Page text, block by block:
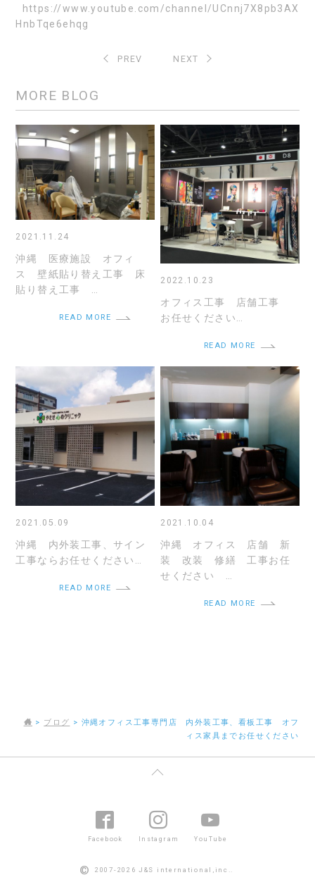
https://www.youtube.com/channel/UCnnj7X8pb3AX
HnbTqe6ehqg
PREV NEXT
MORE BLOG
2021.11.24
沖縄 医療施設 オフィ
ス 壁紙貼り替え工事 床
貼り替え工事 …
READ MORE
2022.10.23
オフィス工事 店舗工事
お任せください…
READ MORE
2021.05.09
沖縄 内外装工事、サイン
工事ならお任せください…
READ MORE
2021.10.04
沖縄 オフィス 店舗 新
装 改装 修繕 工事お任
せください …
READ MORE
> ブログ > 沖縄オフィス工事専門店 内外装工事、看板工事 オフ
ィス家具までお任せください
Facebook Instagram YouTube
© 2007-2026 J&S international,inc..